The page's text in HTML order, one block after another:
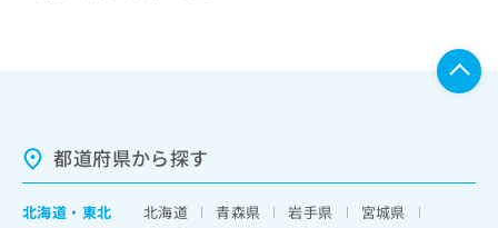
都道府県から探す
北海道 ・ 東北 北海道 青森県 岩手県
宮城県